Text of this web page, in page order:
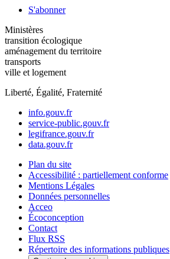
S'abonner
Ministères
transition écologique
aménagement du territoire
transports
ville et logement
Liberté, Égalité, Fraternité
info.gouv.fr
service-public.gouv.fr
legifrance.gouv.fr
data.gouv.fr
Plan du site
Accessibilité : partiellement conforme
Mentions Légales
Données personnelles
Acceo
Écoconception
Contact
Flux RSS
Répertoire des informations publiques